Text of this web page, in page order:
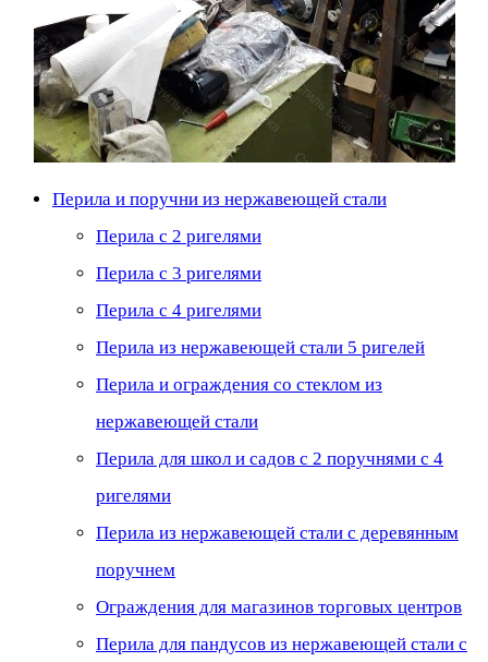
Перила и поручни из нержавеющей стали
Перила с 2 ригелями
Перила с 3 ригелями
Перила с 4 ригелями
Перила из нержавеющей стали 5 ригелей
Перила и ограждения со стеклом из
нержавеющей стали
Перила для школ и садов с 2 поручнями с 4
ригелями
Перила из нержавеющей стали с деревянным
поручнем
Ограждения для магазинов торговых центров
Перила для пандусов из нержавеющей стали с